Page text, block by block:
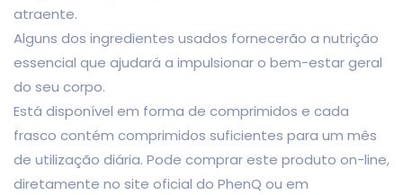
atraente.
Alguns dos ingredientes usados ​​fornecerão a nutrição
essencial que ajudará a impulsionar o bem-estar geral
do seu corpo.
Está disponível em forma de comprimidos e cada
frasco contém comprimidos suficientes para um mês
de utilização diária. Pode comprar este produto on-line,
diretamente no site oficial do PhenQ ou em